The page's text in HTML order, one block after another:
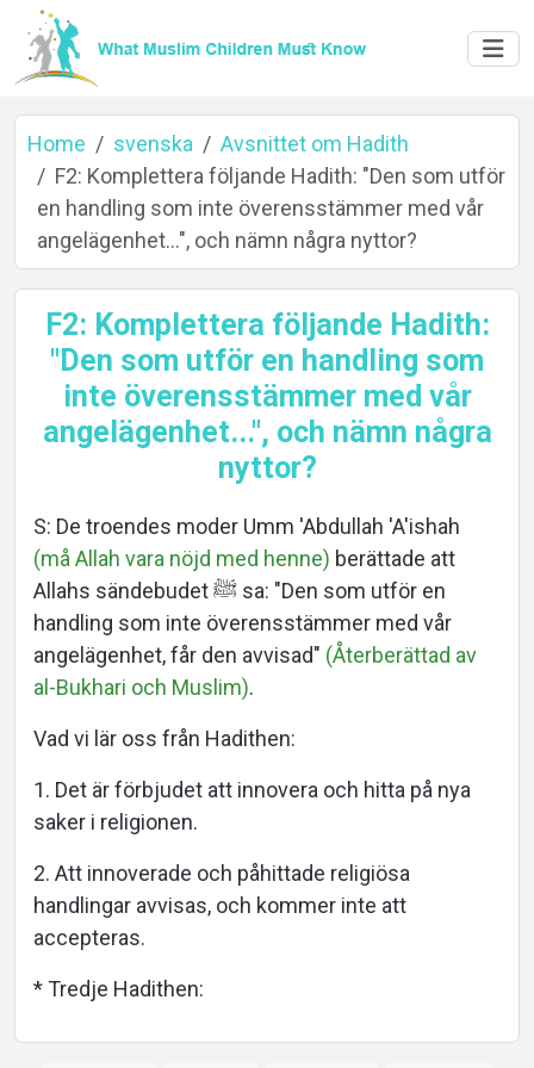
Home
About
Home svenska
Avsnittet om Hadith
F2: Komplettera följande Hadith: "Den som utför
en handling som inte överensstämmer med vår
angelägenhet...", och nämn några nyttor?
F2: Komplettera följande Hadith:
"Den som utför en handling som
inte överensstämmer med vår
angelägenhet...", och nämn några
nyttor?
S: De troendes moder Umm 'Abdullah 'A'ishah
(må Allah vara nöjd med henne) berättade att
Allahs sändebudet ﷺ sa: "Den som utför en
handling som inte överensstämmer med vår
angelägenhet, får den avvisad" (Återberättad av
al-Bukhari och Muslim).
Vad vi lär oss från Hadithen:
1. Det är förbjudet att innovera och hitta på nya
saker i religionen.
2. Att innoverade och påhittade religiösa
handlingar avvisas, och kommer inte att
accepteras.
* Tredje Hadithen: